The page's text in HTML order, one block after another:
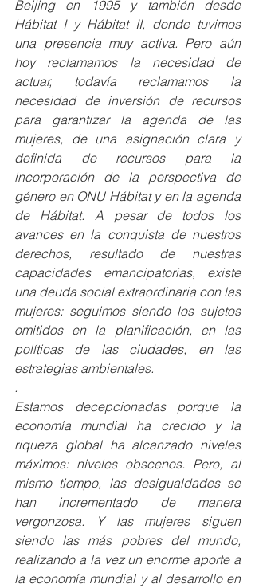
Beijing en 1995 y también desde
Hábitat I y Hábitat II, donde tuvimos
una presencia muy activa. Pero aún
hoy reclamamos la necesidad de
actuar, todavía reclamamos la
necesidad de inversión de recursos
para garantizar la agenda de las
mujeres, de una asignación clara y
definida de recursos para la
incorporación de la perspectiva de
género en ONU Hábitat y en la agenda
de Hábitat. A pesar de todos los
avances en la conquista de nuestros
derechos, resultado de nuestras
capacidades emancipatorias, existe
una deuda social extraordinaria con las
mujeres: seguimos siendo los sujetos
omitidos en la planificación, en las
políticas de las ciudades, en las
estrategias ambientales.
.
Estamos decepcionadas porque la
economía mundial ha crecido y la
riqueza global ha alcanzado niveles
máximos: niveles obscenos. Pero, al
mismo tiempo, las desigualdades se
han incrementado de manera
vergonzosa. Y las mujeres siguen
siendo las más pobres del mundo,
realizando a la vez un enorme aporte a
la economía mundial y al desarrollo en